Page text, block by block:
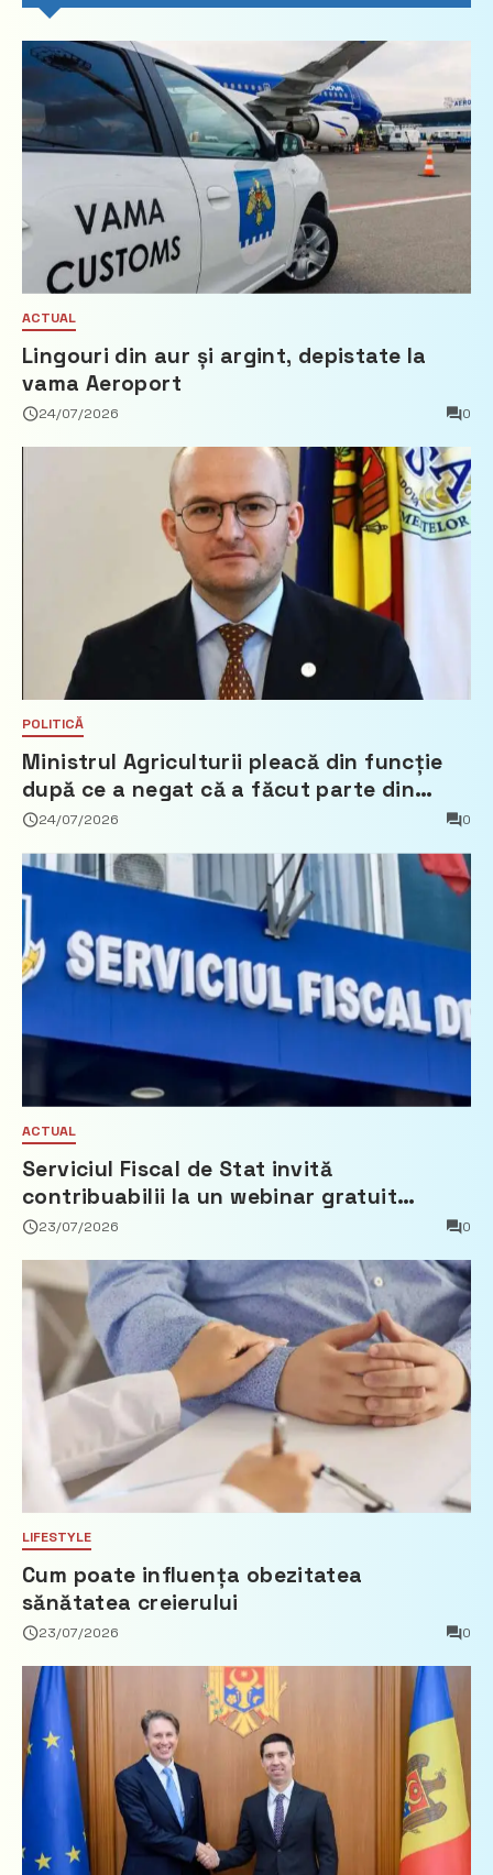
ACTUAL
Lingouri din aur și argint, depistate la
vama Aeroport
24/07/2026 0
POLITICĂ
Ministrul Agriculturii pleacă din funcție
după ce a negat că a făcut parte din
Partidul Democrat
24/07/2026 0
ACTUAL
Serviciul Fiscal de Stat invită
contribuabilii la un webinar gratuit
privind calculul impozitului pe bunurile
23/07/2026 0
LIFESTYLE
Cum poate influența obezitatea
sănătatea creierului
23/07/2026 0